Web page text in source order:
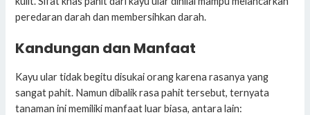
peredaran darah dan membersihkan darah.
Kandungan dan Manfaat
Kayu ular tidak begitu disukai orang karena rasanya yang
sangat pahit. Namun dibalik rasa pahit tersebut, ternyata
tanaman ini memiliki manfaat luar biasa, antara lain: